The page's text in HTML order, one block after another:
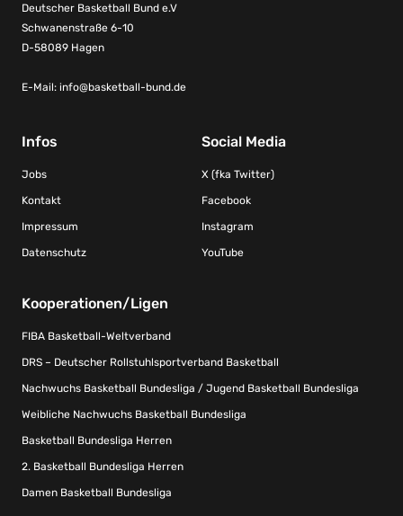
Deutscher Basketball Bund e.V
Schwanenstraße 6-10
D-58089 Hagen
E-Mail: info@basketball-bund.de
Infos
Jobs
Kontakt
Impressum
Datenschutz
Social Media
X (fka Twitter)
Facebook
Instagram
YouTube
Kooperationen/Ligen
FIBA Basketball-Weltverband
DRS – Deutscher Rollstuhlsportverband Basketball
Nachwuchs Basketball Bundesliga / Jugend Basketball Bundesliga
Weibliche Nachwuchs Basketball Bundesliga
Basketball Bundesliga Herren
2. Basketball Bundesliga Herren
Damen Basketball Bundesliga